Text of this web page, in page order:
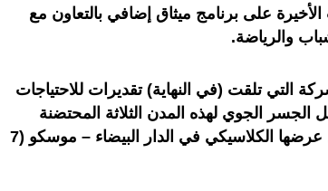
على برنامج ميثاق إضافي بالتعاون مع
والرياضة.
التي تلقت (في النهاية) تقديرات للاحتياجات
الجوي لهذه المدن الثلاثة المحتضنة
لمباريات المنتخب المغربي التي ستكمل عرضها الكلاسيكي في الدار البيضاء – موسكو (7